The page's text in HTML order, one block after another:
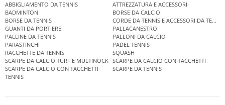
ABBIGLIAMENTO DA TENNIS
ATTREZZATURA E ACCESSORI
BADMINTON
BORSE DA CALCIO
BORSE DA TENNIS
CORDE DA TENNIS E ACCESSORI DA TENNIS
GUANTI DA PORTIERE
PALLACANESTRO
PALLINE DA TENNIS
PALLONI DA CALCIO
PARASTINCHI
PADEL TENNIS
RACCHETTE DA TENNIS
SQUASH
SCARPE DA CALCIO TURF E MULTINOCK SCARPE DA CALCIO CON TACCHETTI
SCARPE DA CALCIO CON TACCHETTI
SCARPE DA TENNIS
TENNIS